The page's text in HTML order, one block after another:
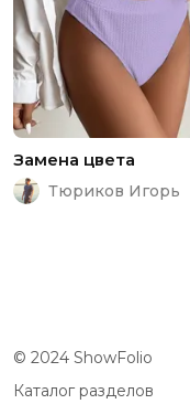
Замена цвета
Тюриков Игорь
© 2024 ShowFolio
Каталог разделов